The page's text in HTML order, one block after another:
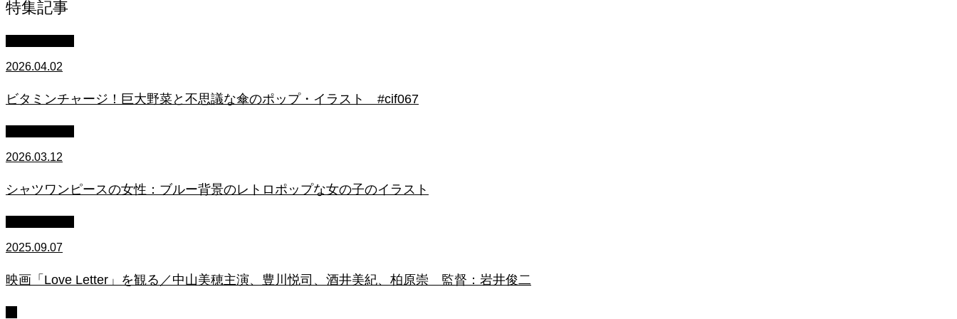
特集記事
2026.04.02
ビタミンチャージ！巨大野菜と不思議な傘のポップ・イラスト #cif067
2026.03.12
シャツワンピースの女性：ブルー背景のレトロポップな女の子のイラスト
2025.09.07
映画「Love Letter」を観る／中山美穂主演、豊川悦司、酒井美紀、柏原崇 監督：岩井俊二